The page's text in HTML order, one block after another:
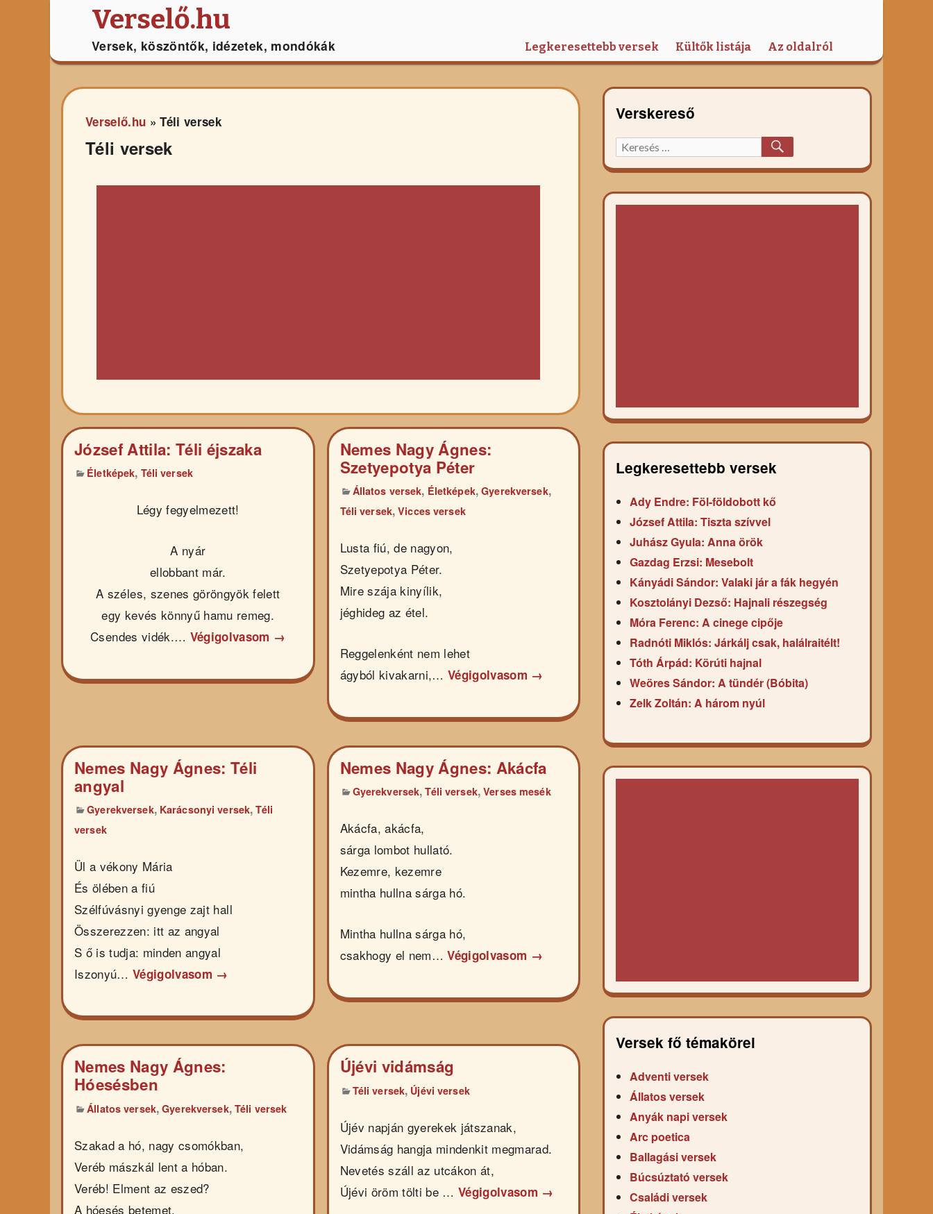
Verselő.hu
Versek, köszöntők, idézetek, mondókák Legkeresettebb versek Kültők listája Az oldalról
Verselő.hu »Téli versek
Téli versek
József Attila: Téli éjszaka
Életképek, Téli versek
Légy fegyelmezett!
A nyár
ellobbant már.
A széles, szenes göröngyök felett
egy kevés könnyű hamu remeg.
Csendes vidék.… Végigolvasom →
Nemes Nagy Ágnes:
Szetyepotya Péter
Állatos versek, Életképek,Gyerekversek,
Téli versek,Vicces versek
Lusta fiú, de nagyon,
Szetyepotya Péter.
Mire szája kinyílik,
jéghideg az étel.
Reggelenként nem lehet
ágyból kivakarni,… Végigolvasom →
Nemes Nagy Ágnes: Téli
angyal
Gyerekversek, Karácsonyi versek,Téli
versek
Ül a vékony Mária
És ölében a fiú
Szélfúvásnyi gyenge zajt hall
Összerezzen: itt az angyal
S ő is tudja: minden angyal
Iszonyú…Végigolvasom →
Nemes Nagy Ágnes: Akácfa
Gyerekversek,Téli versek,Verses mesék
Akácfa, akácfa,
sárga lombot hullató.
Kezemre, kezemre
mintha hullna sárga hó.
Mintha hullna sárga hó,
csakhogy el nem…Végigolvasom →
Nemes Nagy Ágnes:
Hóesésben
Állatos versek,Gyerekversek,Téli versek
Szakad a hó, nagy csomókban,
Veréb mászkál lent a hóban.
Veréb! Elment az eszed?
A hóesés betemet.
Újévi vidámság
Téli versek, Újévi versek
Újév napján gyerekek játszanak,
Vidámság hangja mindenkit megmarad.
Nevetés száll az utcákon át,
Újévi öröm tölti be … Végigolvasom →
Verskereső
Keresett
főzelék
Legkeresettebb versek
Ady Endre: Föl-földobott kő
József Attila: Tiszta szívvel
Juhász Gyula: Anna örök
Gazdag Erzsi: Mesebolt
Kányádi Sándor: Valaki jár a fák hegyén
Kosztolányi Dezső: Hajnali részegség
Móra Ferenc: A cinege cipője
Radnóti Miklós: Járkálj csak, halálraitélt!
Tóth Árpád: Körúti hajnal
Weöres Sándor: A tündér (Bóbita)
Zelk Zoltán: A három nyúl
Versek fő témakörei
Adventi versek
Állatos versek
Anyák napi versek
Arc poetica
Ballagási versek
Búcsúztató versek
Családi versek